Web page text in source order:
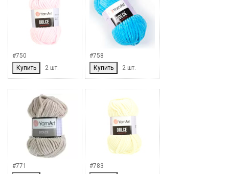
#750
Купить
2 шт.
#758
Купить
2 шт.
#771
#783